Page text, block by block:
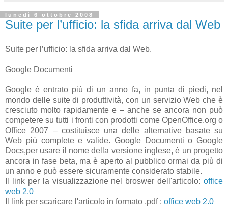
lunedì 6 ottobre 2008
Suite per l’ufficio: la sfida arriva dal Web
Suite per l’ufficio: la sfida arriva dal Web.
Google Documenti
Google è entrato più di un anno fa, in punta di piedi, nel
mondo delle suite di produttività, con un servizio Web che è
cresciuto molto rapidamente e – anche se ancora non può
competere su tutti i fronti con prodotti come OpenOffice.org o
Office 2007 – costituisce una delle alternative basate su
Web più complete e valide. Google Documenti o Google
Docs,per usare il nome della versione inglese, è un progetto
ancora in fase beta, ma è aperto al pubblico ormai da più di
un anno e può essere sicuramente considerato stabile.
Il link per la visualizzazione nel broswer dell'articolo: office
web 2.0
Il link per scaricare l'articolo in formato .pdf : office web 2.0